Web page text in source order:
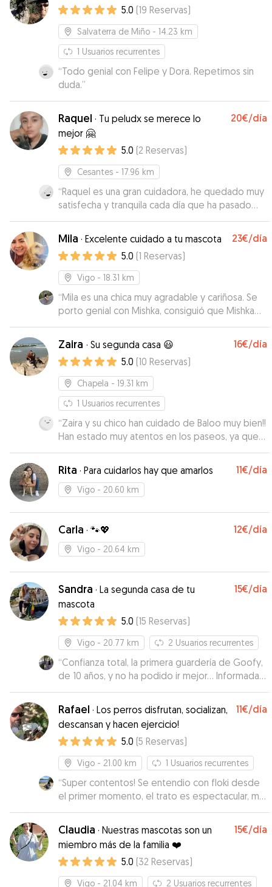
5.0 (19 Reservas)
Salvaterra de Miño - 14.23 km
1 Usuarios recurrentes
“Todo genial con Felipe y Dora. Repetimos sin
duda.”
Raquel · Tu peludx se merece lo
mejor 🤗
20€/día
5.0 (2 Reservas)
Cesantes - 17.96 km
“Raquel es una gran cuidadora, he quedado muy
satisfecha y tranquila cada día que ha pasado
con Sugus. La recomiendo al 100% y volveré a
contratar sus servicios sin duda.
Mila · Excelente cuidado a tu mascota 23€/día
5.0 (1 Reservas)
Vigo - 18.31 km
“Mila es una chica muy agradable y cariñosa. Se
porto genial con Mishka, consiguió que Mishka
no sintiera nuestra ausencia.”
Zaira · Su segunda casa 😃 16€/día
5.0 (10 Reservas)
Chapela - 19.31 km
1 Usuarios recurrentes
“Zaira y su chico han cuidado de Baloo muy bien!!
Han estado muy atentos en los paseos, ya que
Baloo se lo come todo, y le han tratado como
uno más. Baloo vuelve muy contento a casa.
Vamos a repetiras de una vez 😉”
Rita · Para cuidarlos hay que amarlos 11€/día
Vigo - 20.60 km
Carla · 🐾💖 12€/día
Vigo - 20.64 km
Sandra · La segunda casa de tu
mascota
15€/día
5.0 (15 Reservas)
Vigo - 20.77 km 2 Usuarios recurrentes
“Confianza total, la primera guardería de Goofy,
de 10 años, y no ha podido ir mejor... Informada
todo el tiempo, fotos, videos, paseos en la
naturaleza adaptados a Goofy y muy
profesional, sin duda será nuestra guardería de
referencia
Rafael · Los perros disfrutan, socializan,
descansan y hacen ejercicio!
11€/día
5.0 (5 Reservas)
Vigo - 21.00 km 1 Usuarios recurrentes
“Super contentos! Se entendio con floki desde
el primer momento, el trato es espectacular, me
ha mandando videos de mi perro jugando con
los suyos y se nota que ha disfrutado mucho el
día de hoy, vamos a repetir sin duda! Cuidador
muy recomendable, muchas gracias por tratarlo
como uno mas de la familia!”
Claudia · Nuestras mascotas son un
miembro más de la familia ❤️
15€/día
5.0 (32 Reservas)
Vigo - 21.04 km 2 Usuarios recurrentes